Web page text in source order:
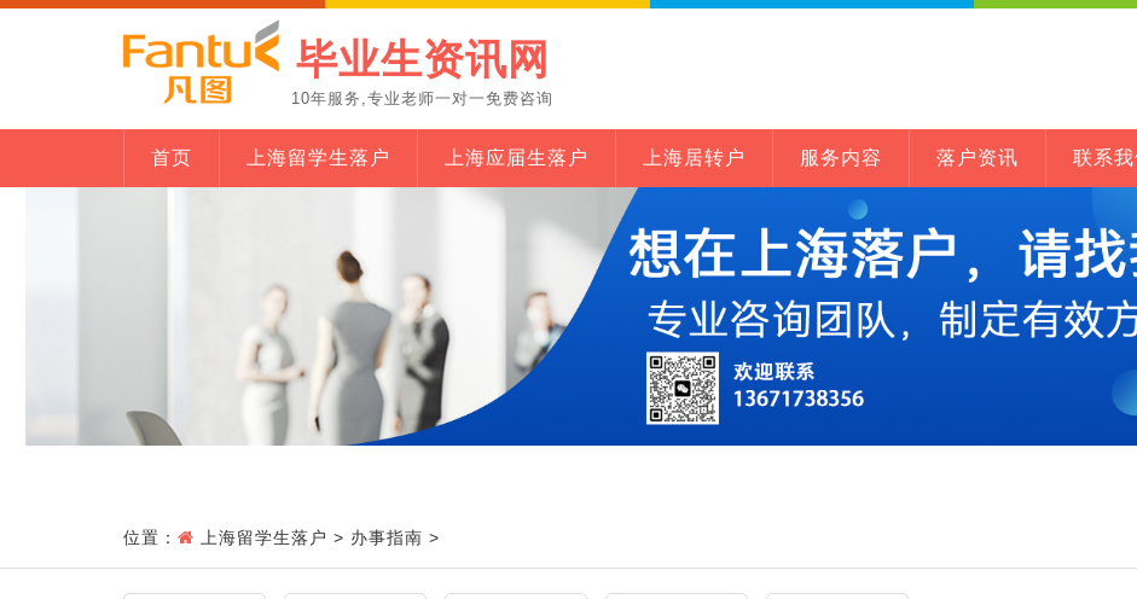
毕业生资讯网
10年服务,专业老师一对一免费咨询
首页 上海留学生落户 上海应届生落户 上海居转户 服务内容 落户资讯 联系我
位置： 上海留学生落户 > 办事指南 >